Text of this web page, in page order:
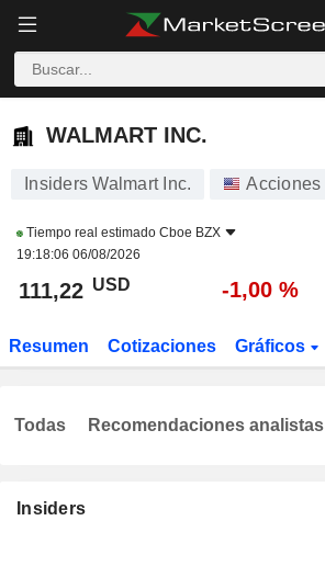
WALMART INC.
WALMART INC.
Insiders Walmart Inc. Acciones
Tiempo real estimado Cboe BZX
19:18:06 06/08/2026
111,22 USD -1,00 %
Resumen Cotizaciones Gráficos
Insiders
Todas Recomendaciones analistas